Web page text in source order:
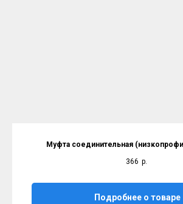
Муфта соединительная
366 р.
Подробнее о товаре